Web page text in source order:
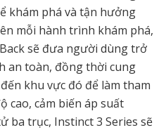
khám phá và tận hưởng
mỗi hành trình khám phá,
sẽ đưa người dùng trở
an toàn, đồng thời cung
khu vực đó để làm tham
cao, cảm biến áp suất
ba trục, Instinct 3 Series sẽ